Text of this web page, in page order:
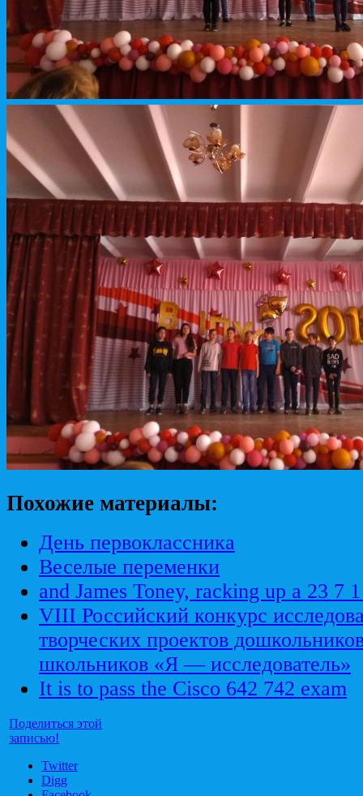
Похожие материалы:
День первоклассника
Веселые переменки
and James Toney, racking up a 23 7
VIII Российский конкурс
творческих проектов
школьников «Я — исследователь»
It is to pass the Cisco 642 742 exam
Поделиться этой
записью!
Twitter
Digg